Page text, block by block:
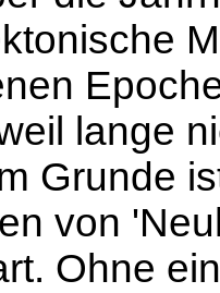
lange
Grun­de
von
Ohne